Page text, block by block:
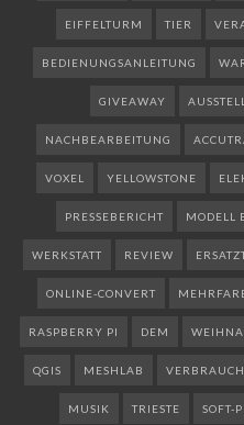
EIFFELTURM TIER
BEDIENUNGSANLEITUNG
GIVEAWAY
NACHBEARBEITUNG
VOXEL YELLOWSTONE
PRESSEBERICHT MODELL
WERKSTATT REVIEW
ONLINE-CONVERT
RASPBERRY PI DEM
QGIS MESHLAB
MUSIK TRIESTE SOFT-